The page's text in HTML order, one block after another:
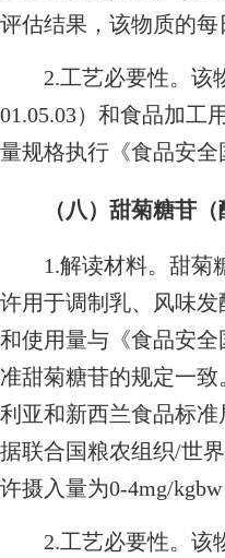
评估结果，该物质的
2.工艺必要性。该物
01.05.03）和食品加工
量规格执行《食品安全
（八）甜菊糖苷（
1.解读材料。甜菊糖
许用于调制乳、风味
和使用量与《食品安全
准甜菊糖苷的规定一
利亚和新西兰食品标
据联合国粮农组织/世
许摄入量为0-4mg/
2.工艺必要性。该物